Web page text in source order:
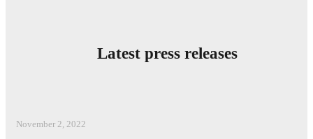
Latest press releases
November 2, 2022